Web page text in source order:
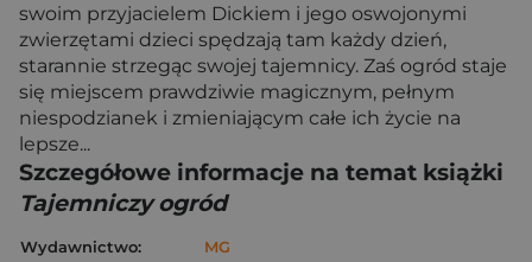
swoim przyjacielem Dickiem i jego oswojonymi
zwierzętami dzieci spędzają tam każdy dzień,
starannie strzegąc swojej tajemnicy. Zaś ogród staje
się miejscem prawdziwie magicznym, pełnym
niespodzianek i zmieniającym całe ich życie na
lepsze...
Szczegółowe informacje na temat książki
Tajemniczy ogród
Wydawnictwo:
MG